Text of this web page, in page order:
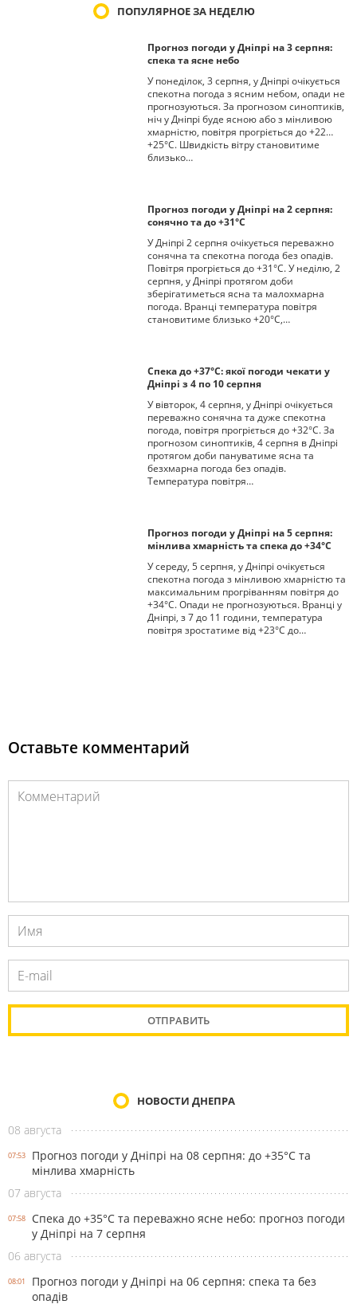
ПОПУЛЯРНОЕ ЗА НЕДЕЛЮ
Прогноз погоди у Дніпрі на 3 серпня:
спека та ясне небо
У понеділок, 3 серпня, у Дніпрі очікується
спекотна погода з ясним небом, опади не
прогнозуються. За прогнозом синоптиків,
ніч у Дніпрі буде ясною або з мінливою
хмарністю, повітря прогріється до +22…
+25°С. Швидкість вітру становитиме
близько…
Прогноз погоди у Дніпрі на 2 серпня:
сонячно та до +31°С
У Дніпрі 2 серпня очікується переважно
сонячна та спекотна погода без опадів.
Повітря прогріється до +31°С. У неділю, 2
серпня, у Дніпрі протягом доби
зберігатиметься ясна та малохмарна
погода. Вранці температура повітря
становитиме близько +20°С,…
Спека до +37°С: якої погоди чекати у
Дніпрі з 4 по 10 серпня
У вівторок, 4 серпня, у Дніпрі очікується
переважно сонячна та дуже спекотна
погода, повітря прогріється до +32°С. За
прогнозом синоптиків, 4 серпня в Дніпрі
протягом доби пануватиме ясна та
безхмарна погода без опадів.
Температура повітря…
Прогноз погоди у Дніпрі на 5 серпня:
мінлива хмарність та спека до +34°С
У середу, 5 серпня, у Дніпрі очікується
спекотна погода з мінливою хмарністю та
максимальним прогріванням повітря до
+34°С. Опади не прогнозуються. Вранці у
Дніпрі, з 7 до 11 години, температура
повітря зростатиме від +23°С до…
Оставьте комментарий
НОВОСТИ ДНЕПРА
08 августа
07:53
Прогноз погоди у Дніпрі на 08 серпня: до +35°C та
мінлива хмарність
07 августа
07:58
Спека до +35°С та переважно ясне небо: прогноз погоди
у Дніпрі на 7 серпня
06 августа
08:01
Прогноз погоди у Дніпрі на 06 серпня: спека та без
опадів